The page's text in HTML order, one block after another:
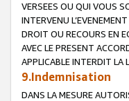
VERSEES OU QUI VOUS
INTERVENU
DROIT OU RECOURS EN
AVEC LE PRESENT
APPLICABLE INTERDIT LA
9.Indemnisation
DANS LA MESURE